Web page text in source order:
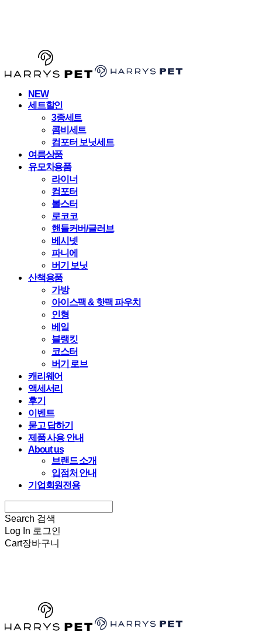
NEW
세트할인
3종세트
콤비세트
컴포터 보닛세트
여름상품
유모차용품
라이너
컴포터
볼스터
로코코
핸들커버/글러브
베시넷
파니에
버기 보닛
산책용품
가방
아이스팩 & 핫팩 파우치
인형
베일
블랭킷
코스터
버기 로브
캐리웨어
액세서리
후기
이벤트
묻고 답하기
제품 사용 안내
About us
브랜드 소개
입점처 안내
기업회원전용
Search 검색
Log In 로그인
Cart장바구니